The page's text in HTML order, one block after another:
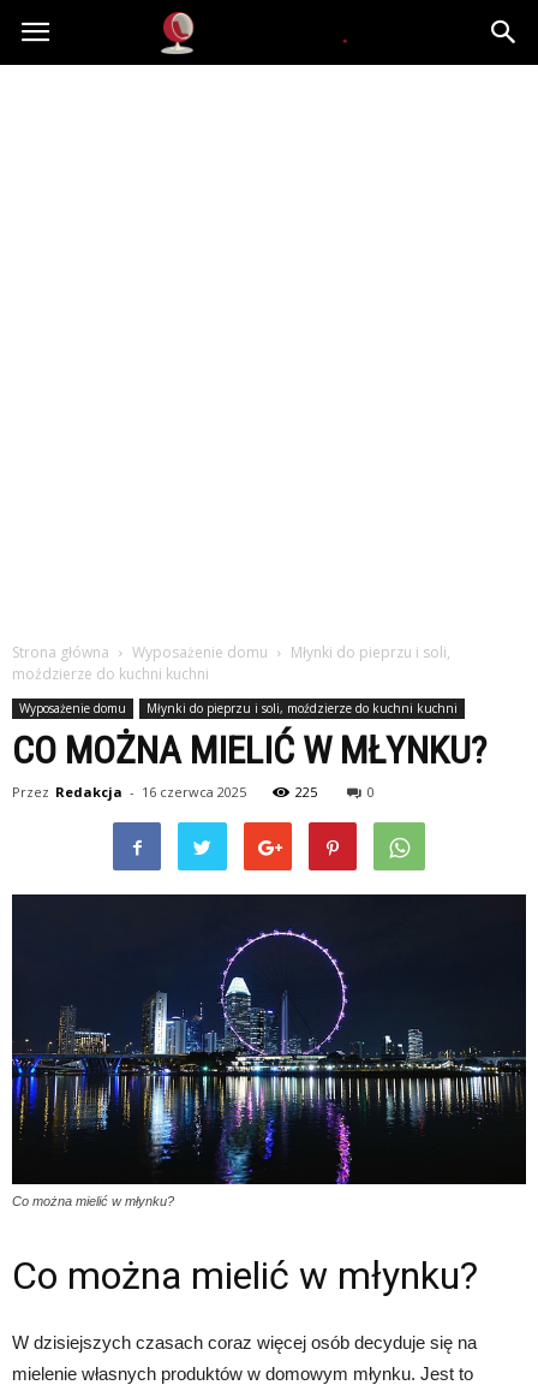
Dekoteria.pl
Strona główna Wyposażenie domu
Młynki do pieprzu i soli,
moździerze do kuchni kuchni
Wyposażenie domu Młynki do pieprzu i soli, moździerze do kuchni kuchni
CO MOŻNA MIELIĆ W MŁYNKU?
Przez Redakcja - 16 czerwca 2025 225 0
Co można mielić w młynku?
Co można mielić w młynku?
W dzisiejszych czasach coraz więcej osób decyduje się na
mielenie własnych produktów w domowym młynku. Jest to